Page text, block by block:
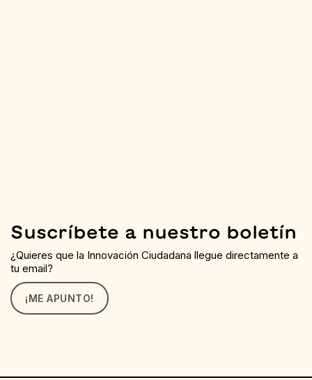
Suscríbete a nuestro boletín
¿Quieres que la Innovación Ciudadana llegue directamente a
tu email?
¡ME APUNTO!